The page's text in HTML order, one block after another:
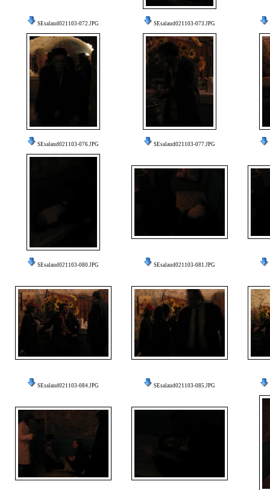
SEsalaud021103-072.JPG SEsalaud021103-073.JPG
SEsalaud021103-076.JPG SEsalaud021103-077.JPG
SEsalaud021103-080.JPG SEsalaud021103-081.JPG
SEsalaud021103-084.JPG SEsalaud021103-085.JPG